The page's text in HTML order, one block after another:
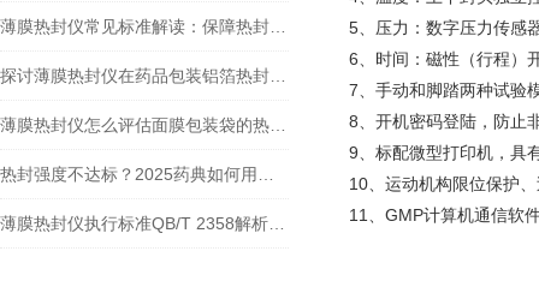
5、压力：数字压力传感
6、时间：磁性（行程）
7、手动和脚踏两种试验
8、开机密码登陆，防止
9、标配微型打印机，具
10、运动机构限位保护
11、GMP计算机通信软